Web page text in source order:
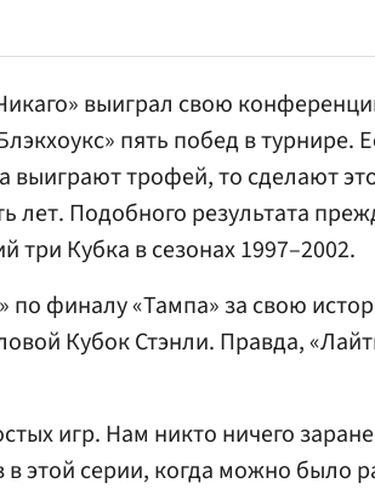
выиграл свою
пять побед в турнире.
выиграют трофей, то сделают
лет. Подобного результата
три Кубка в сезонах 1997–2002.
по финалу «Тампа» за свою
Кубок Стэнли. Правда,
игр. Нам никто ничего
этой серии, когда можно было